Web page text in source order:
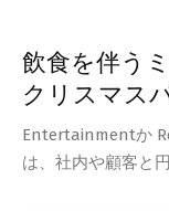
飲食を伴う
クリスマス
Entertainmentか
は、社内や顧客と